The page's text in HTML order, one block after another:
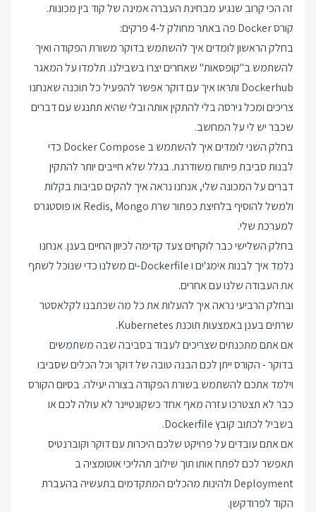
זה הכי קרוב שנגיע מבחינת העברה אמינה של קוד בין מכונות.
קורס Docker פה באתר מחולק ל-4 פרקים:
בחלק הראשון לומדים איך להשתמש בדוקר משורת הפקודה ואיך
להשתמש ב"קופסאות" שאחרים יצרו בשבילנו. תלמדו על המאגר
Dockerhub ותראו איך עם דוקר אפשר להפעיל כל תוכנה שאנחנו
צריכים ומכל גירסה בלי להתקין אותה ובלי שהיא תתנגש עם דברים
שכבר יש לי על המחשב.
בחלק השני לומדים איך להשתמש ב Docker Compose כדי
לבנות סביבת פיתוח משודרגת. בגלל שלא חייבים יותר להתקין
דברים על המכונה שלי, אנחנו נראה איך להקים סביבות בקלות
ולמשל להוסיף בלחיצת כפתור שרת Redis, Mongo או פוסטגרס
למערכת שלי.
בחלק השלישי כבר לוקחים צעד קדימה לכיוון החיים בענן. אנחנו
נלמד איך לבנות אימג'ים ו Dockerfile-ים משלנו כדי שנוכל לשתף
את העבודה שלנו עם אחרים.
ובחלק הרביעי נראה איך להעלות את כל מה שכתבנו לקלאסטר
שרתים בענן באמצעות תוכנת Kubernetes.
אם אתם מתכנתים שצריכים לעבוד בסביבה שבה משתמשים
בדוקר - הקורס ייתן לכם הבנה טובה של דוקר וכל הכלים שסביבו
וילמד אתכם להשתמש בשורת הפקודה בצורה יעילה. בסיום הקורס
כבר לא תצטרכו עזרה מאף אחד כשקונטיינר לא עולה לכם או
בשביל לכתוב קובץ Dockerfile.
אם אתם עובדים על פרויקט שלכם היכרות עם דוקר וקוברנטיס
תאפשר לכם לפתח אותו תוך שילוב תהליכי אוטומציה ב
Deployment ולהינות מהכלים המתקדמים בתעשיה בהעברת
הקוד לפרודקשן.